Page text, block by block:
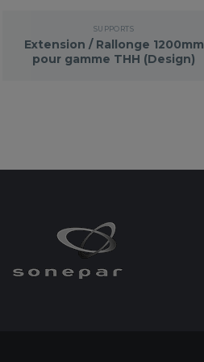
SUPPORTS
Extension / Rallonge 1200mm
pour gamme THH (Design)